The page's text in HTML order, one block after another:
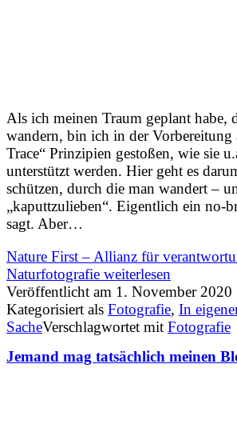
Als ich meinen Traum geplant habe,
wandern, bin ich in der Vorbereitung
Trace“ Prinzipien gestoßen, wie sie
unterstützt werden. Hier geht es
schützen, durch die man wandert –
„kaputtzulieben“. Eigentlich ein no-
sagt. Aber…
Nature First – Allianz für
Naturfotografie weiterlesen
Veröffentlicht am 1. November 2020
Kategorisiert als Fotografie, In
SacheVerschlagwortet mit Fotografie
Jemand mag tatsächlich meinen